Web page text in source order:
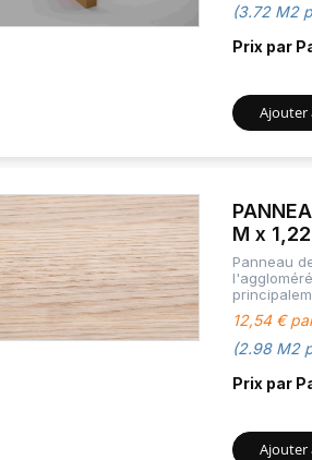
(3.72 M2
Prix par
Ajouter
M x
Panneau
12,54 €
(2.98 M2
Prix par
Ajouter